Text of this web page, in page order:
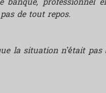
de tout repos.
la situation n’était